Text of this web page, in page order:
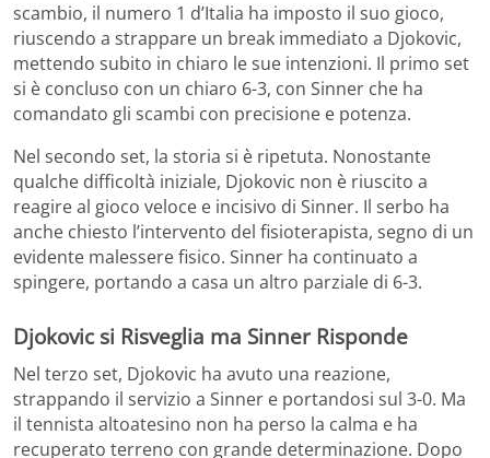
scambio, il numero 1 d’Italia ha imposto il suo gioco,
riuscendo a strappare un break immediato a Djokovic,
mettendo subito in chiaro le sue intenzioni. Il primo set
si è concluso con un chiaro 6-3, con Sinner che ha
comandato gli scambi con precisione e potenza.
Nel secondo set, la storia si è ripetuta. Nonostante
qualche difficoltà iniziale, Djokovic non è riuscito a
reagire al gioco veloce e incisivo di Sinner. Il serbo ha
anche chiesto l’intervento del fisioterapista, segno di un
evidente malessere fisico. Sinner ha continuato a
spingere, portando a casa un altro parziale di 6-3.
Djokovic si Risveglia ma Sinner Risponde
Nel terzo set, Djokovic ha avuto una reazione,
strappando il servizio a Sinner e portandosi sul 3-0. Ma
il tennista altoatesino non ha perso la calma e ha
recuperato terreno con grande determinazione. Dopo